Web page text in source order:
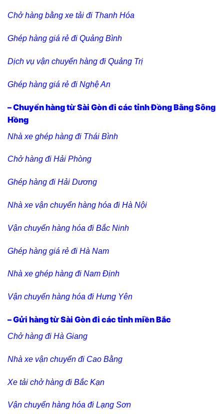
Chở hàng bằng xe tải đi Thanh Hóa
Ghép hàng giá rẻ đi Quảng Bình
Dịch vụ vận chuyển hàng đi Quảng Trị
Ghép hàng giá rẻ đi Nghệ An
– Chuyển hàng từ Sài Gòn đi các tỉnh Đồng Bằng Sông
Hồng
Nhà xe ghép hàng đi Thái Bình
Chở hàng đi Hải Phòng
Ghép hàng đi Hải Dương
Nhà xe vận chuyển hàng hóa đi Hà Nội
Vận chuyển hàng hóa đi Bắc Ninh
Ghép hàng giá rẻ đi Hà Nam
Nhà xe ghép hàng đi Nam Định
Vận chuyển hàng hóa đi Hưng Yên
– Gửi hàng từ Sài Gòn đi các tỉnh miền Bắc
Chở hàng đi Hà Giang
Nhà xe vận chuyển đi Cao Bằng
Xe tải chở hàng đi Bắc Kạn
Vận chuyển hàng hóa đi Lạng Sơn